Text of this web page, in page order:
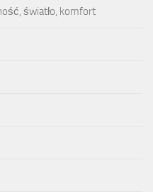
światło, komfort